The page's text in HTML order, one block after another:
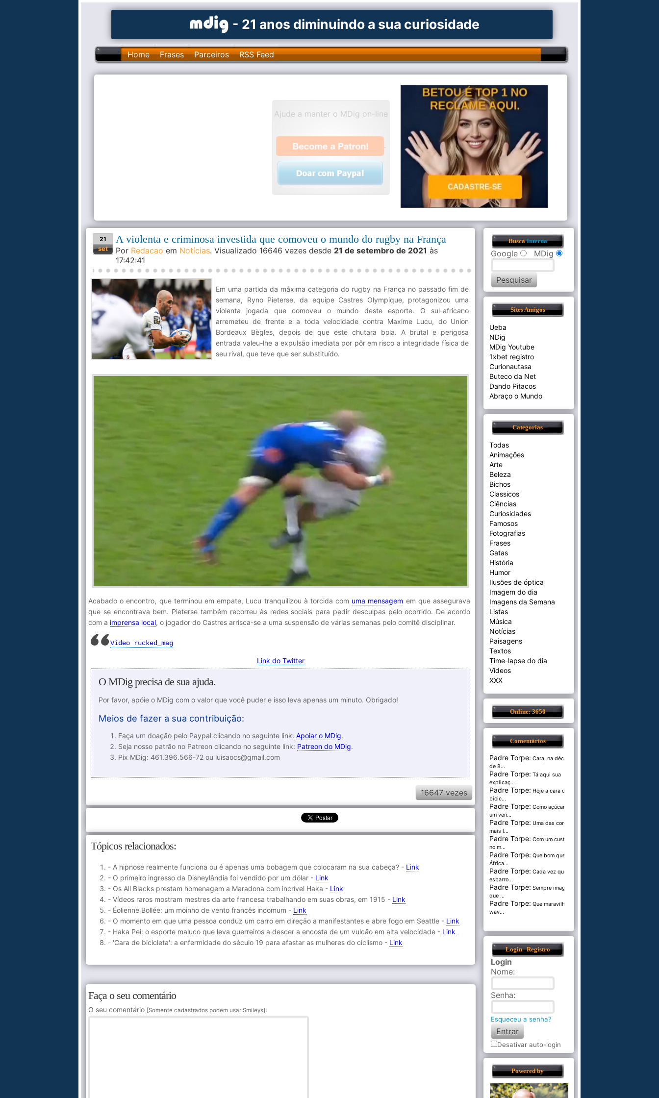
- 21 anos diminuindo a sua curiosidade
Home Frases Parceiros RSS Feed
Ajude a manter o MDig on-line
.
21
set
A violenta e criminosa investida que comoveu o mundo do rugby na França
Por Redacao em Notícias. Visualizado 16646 vezes desde 21 de setembro de 2021 às
17:42:41
Em uma partida da máxima categoria do rugby na França no passado fim de
semana, Ryno Pieterse, da equipe Castres Olympique, protagonizou uma
violenta jogada que comoveu o mundo deste esporte. O sul-africano
arremeteu de frente e a toda velocidade contra Maxime Lucu, do Union
Bordeaux Bègles, depois de que este chutara bola. A brutal e perigosa
entrada valeu-lhe a expulsão imediata por pôr em risco a integridade física de
seu rival, que teve que ser substituído.
Acabado o encontro, que terminou em empate, Lucu tranquilizou à torcida com uma mensagem em que assegurava
que se encontrava bem. Pieterse também recorreu às redes sociais para pedir desculpas pelo ocorrido. De acordo
com a imprensa local, o jogador do Castres arrisca-se a uma suspensão de várias semanas pelo comitê disciplinar.
Vídeo rucked_mag
Link do Twitter
O MDig precisa de sua ajuda.
Por favor, apóie o MDig com o valor que você puder e isso leva apenas um minuto. Obrigado!
Meios de fazer a sua contribuição:
Faça um doação pelo Paypal clicando no seguinte link: Apoiar o MDig.
Seja nosso patrão no Patreon clicando no seguinte link: Patreon do MDig.
Pix MDig: 461.396.566-72 ou luisaocs@gmail.com
16647 vezes
Tópicos relacionados:
- A hipnose realmente funciona ou é apenas uma bobagem que colocaram na sua cabeça? - Link
- O primeiro ingresso da Disneylândia foi vendido por um dólar - Link
- Os All Blacks prestam homenagem a Maradona com incrível Haka - Link
- Vídeos raros mostram mestres da arte francesa trabalhando em suas obras, em 1915 - Link
- Éolienne Bollée: um moinho de vento francês incomum - Link
- O momento em que uma pessoa conduz um carro em direção a manifestantes e abre fogo em Seattle - Link
- Haka Pei: o esporte maluco que leva guerreiros a descer a encosta de um vulcão em alta velocidade - Link
- 'Cara de bicicleta': a enfermidade do século 19 para afastar as mulheres do ciclismo - Link
Faça o seu comentário
O seu comentário [Somente cadastrados podem usar Smileys]:
BuscaInterna
Google MDig
Sites Amigos
Ueba
NDig
MDig Youtube
1xbet registro
Curionautasa
Buteco da Net
Dando Pitacos
Abraço o Mundo
Categorias
Todas
Animações
Arte
Beleza
Bichos
Classicos
Ciências
Curiosidades
Famosos
Fotografias
Frases
Gatas
História
Humor
Ilusões de óptica
Imagem do dia
Imagens da Semana
Listas
Música
Notícias
Paisagens
Textos
Time-lapse do dia
Videos
XXX
Online: 3650
Comentários
Padre Torpe: Cara, na década
de 8...
Padre Torpe: Tá aqui sua
explicaç...
Padre Torpe: Hoje a cara de
bicic...
Padre Torpe: Como açúcar é
um ven...
Padre Torpe: Uma das cores
mais l...
Padre Torpe: Com um custo de
no m...
Padre Torpe: Que bom que a
África...
Padre Torpe: Cada vez que
esbarro...
Padre Torpe: Sempre imaginei
que ...
Padre Torpe: Que maravilha de
wav...
Login Registro
Login
Nome:
Senha:
Esqueceu a senha?
Desativar auto-login
Powered by